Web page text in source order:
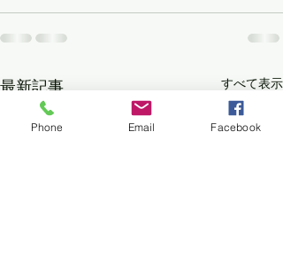
最新記事 すべて表示
Phone Email Facebook